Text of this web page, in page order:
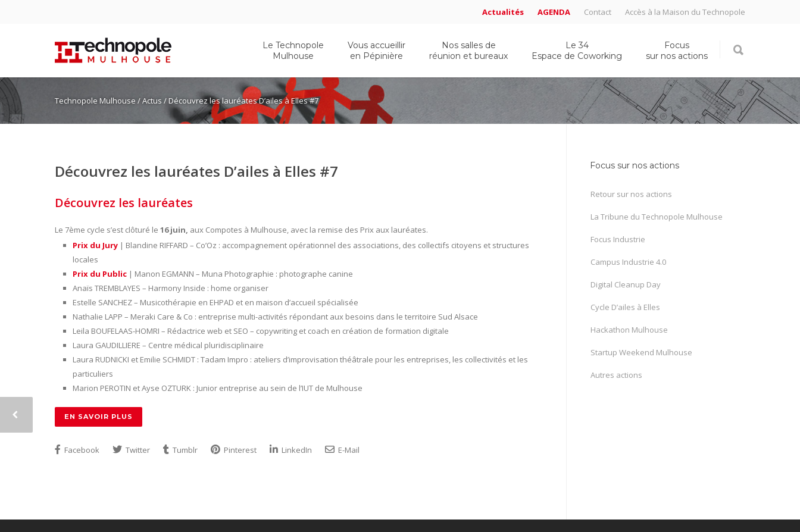
Actualités AGENDA Contact Accès à la Maison du Technopole
Le Technopole
Mulhouse
Vous accueillir
en Pépinière
Nos salles de
réunion et bureaux
Le 34
Espace de Coworking
Focus
sur nos actions
Technopole Mulhouse /Actus / Découvrez les lauréates D’ailes à Elles #7
Découvrez les lauréates D’ailes à Elles #7
Découvrez les lauréates
Le 7ème cycle s’est clôturé le 16 juin, aux Compotes à Mulhouse, avec la remise des Prix aux lauréates.
Prix du Jury | Blandine RIFFARD – Co’Oz : accompagnement opérationnel des associations, des collectifs citoyens et structures
locales
Prix du Public | Manon EGMANN – Muna Photographie : photographe canine
Anaïs TREMBLAYES – Harmony Inside : home organiser
Estelle SANCHEZ – Musicothérapie en EHPAD et en maison d’accueil spécialisée
Nathalie LAPP – Meraki Care & Co : entreprise multi-activités répondant aux besoins dans le territoire Sud Alsace
Leila BOUFELAAS-HOMRI – Rédactrice web et SEO – copywriting et coach en création de formation digitale
Laura GAUDILLIERE – Centre médical pluridisciplinaire
Laura RUDNICKI et Emilie SCHMIDT : Tadam Impro : ateliers d’improvisation théâtrale pour les entreprises, les collectivités et les
particuliers
Marion PEROTIN et Ayse OZTURK : Junior entreprise au sein de l’IUT de Mulhouse
EN SAVOIR PLUS
Facebook Twitter Tumblr Pinterest LinkedIn E-Mail
Focus sur nos actions
Retour sur nos actions
La Tribune du Technopole Mulhouse
Focus Industrie
Campus Industrie 4.0
Digital Cleanup Day
Cycle D’ailes à Elles
Hackathon Mulhouse
Startup Weekend Mulhouse
Autres actions